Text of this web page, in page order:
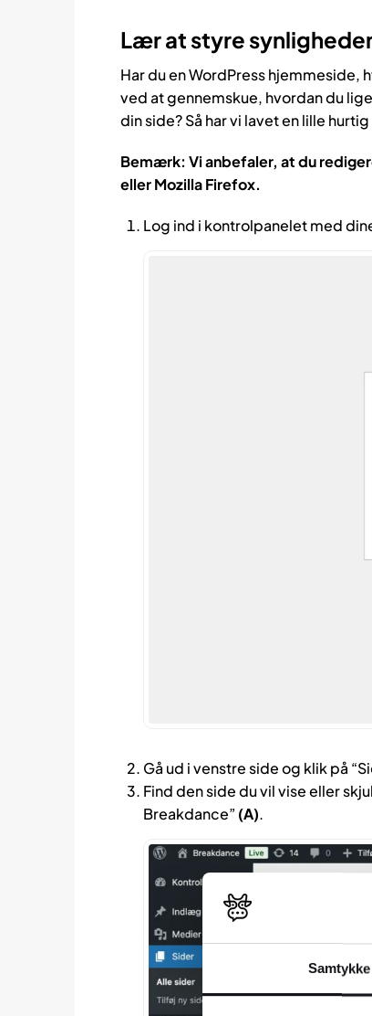
Samtykke
Lær at styre
Har du en WordPress
ved at gennemskue, hvordan du
din side? Så har vi lavet en lille
Bemærk: Vi anbefaler, at du
eller Mozilla Firefox.
Log ind i kontrolpanelet med
Gå ud i venstre side og klik på
Find den side du vil vise eller
Breakdance” (A).